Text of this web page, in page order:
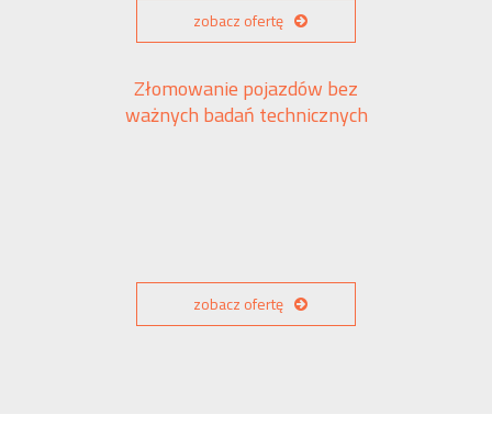
zobacz ofertę
Złomowanie pojazdów bez
ważnych badań technicznych
zobacz ofertę